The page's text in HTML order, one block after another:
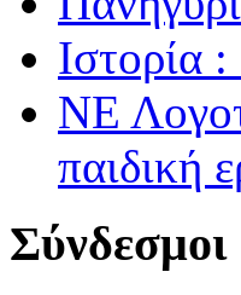
Ιστορία
ΝΕ
παιδική
Σύνδεσμοι